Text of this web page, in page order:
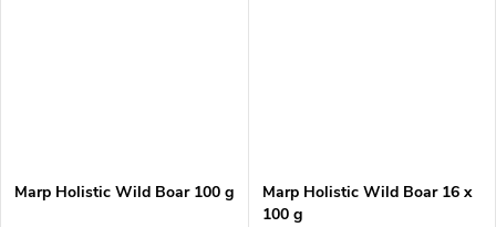
Marp Holistic Wild Boar 100 g
Marp Holistic Wild Boar 16 x
100 g